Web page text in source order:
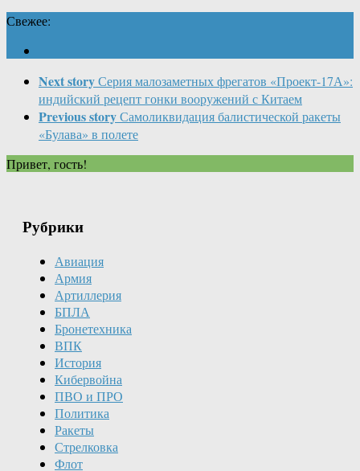
Свежее:
Next storyСерия малозаметных фрегатов «Проект-17А»:
индийский рецепт гонки вооружений с Китаем
Previous storyСамоликвидация балистической ракеты
«Булава» в полете
Привет, гость!
Рубрики
Авиация
Армия
Артиллерия
БПЛА
Бронетехника
ВПК
История
Кибервойна
ПВО и ПРО
Политика
Ракеты
Стрелковка
Флот